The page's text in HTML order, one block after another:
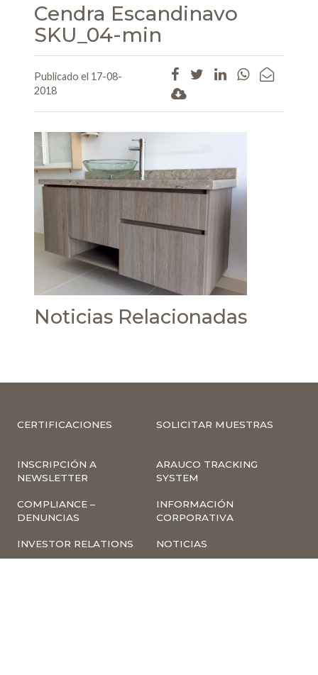
Cendra Escandinavo
SKU_04-min
Publicado el 17-08-
2018
Noticias Relacionadas
CERTIFICACIONES SOLICITAR MUESTRAS
INSCRIPCIÓN A
NEWSLETTER
ARAUCO TRACKING
SYSTEM
COMPLIANCE –
DENUNCIAS
INFORMACIÓN
CORPORATIVA
INVESTOR RELATIONS NOTICIAS